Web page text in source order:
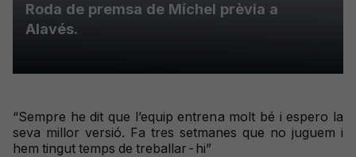
Roda de premsa de Míchel prèvia a
Alavés.
“Sempre he dit que l’equip entrena molt bé i espero la
seva millor versió. Fa tres setmanes que no juguem i
hem tingut temps de treballar-hi”